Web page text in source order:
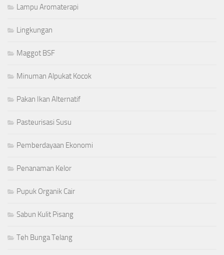
Lampu Aromaterapi
Lingkungan
Maggot BSF
Minuman Alpukat Kocok
Pakan Ikan Alternatif
Pasteurisasi Susu
Pemberdayaan Ekonomi
Penanaman Kelor
Pupuk Organik Cair
Sabun Kulit Pisang
Teh Bunga Telang